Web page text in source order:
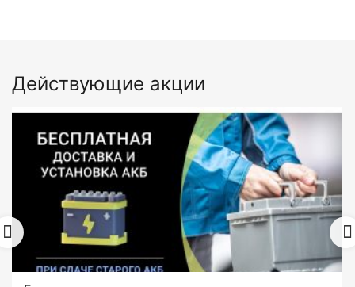
Действующие акции